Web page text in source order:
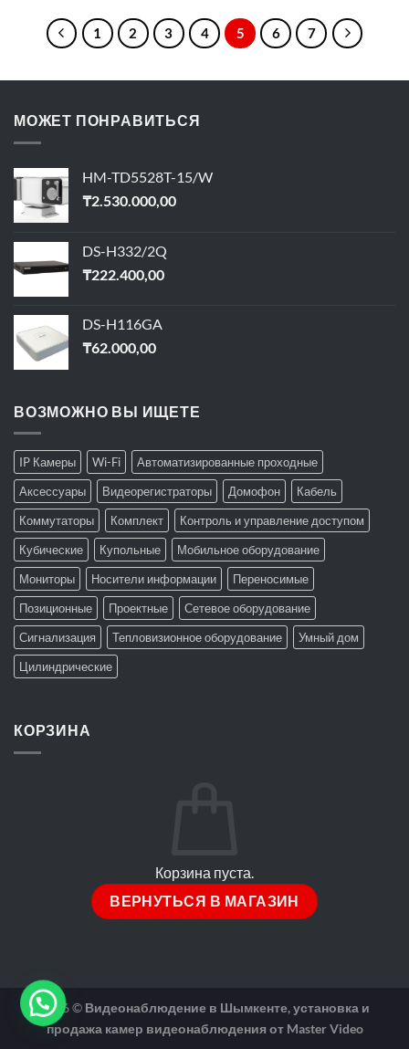
1 2 3 4 5 6 7
МОЖЕТ ПОНРАВИТЬСЯ
HM-TD5528T-15/W
₸2.530.000,00
DS-H332/2Q
₸222.400,00
DS-H116GA
₸62.000,00
ВОЗМОЖНО ВЫ ИЩЕТЕ
IP Камеры Wi-Fi
Автоматизированные проходные
Аксессуары
Видеорегистраторы Домофон
Кабель
Коммутаторы
Комплект
Контроль и управление доступом
Кубические
Купольные
Мобильное оборудование
Мониторы
Носители информации
Переносимые
Позиционные
Проектные
Сетевое оборудование
Сигнализация
Тепловизионное оборудование
Умный дом
Цилиндрические
КОРЗИНА
Корзина пуста.
ВЕРНУТЬСЯ В МАГАЗИН
2026 © Видеонаблюдение в Шымкенте, установка и
продажа камер видеонаблюдения от Master Video